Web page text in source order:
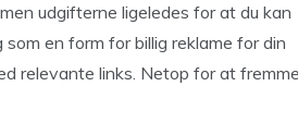
udgifterne ligeledes for at du kan
en form for billig reklame for din
relevante links. Netop for at fremme